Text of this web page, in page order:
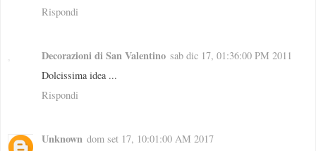
Rispondi
Decorazioni di San Valentino sab dic 17, 01:36:00 PM 2011
Dolcissima idea ...
Rispondi
Unknown dom set 17, 10:01:00 AM 2017